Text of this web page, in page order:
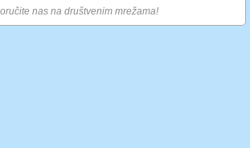
nas na društvenim mrežama!